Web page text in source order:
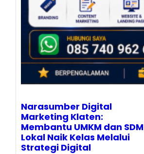
Narasumber Digital
Marketing Klaten:
Membantu UMKM dan SDM
Lokal Naik Kelas Melalui
Strategi Digital